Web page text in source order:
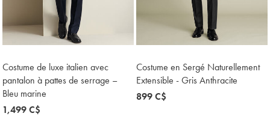
Costume de luxe italien avec
pantalon à pattes de serrage –
Bleu marine
now
1,499 C$
Costume en Sergé Naturellement
Extensible - Gris Anthracite
now
899 C$